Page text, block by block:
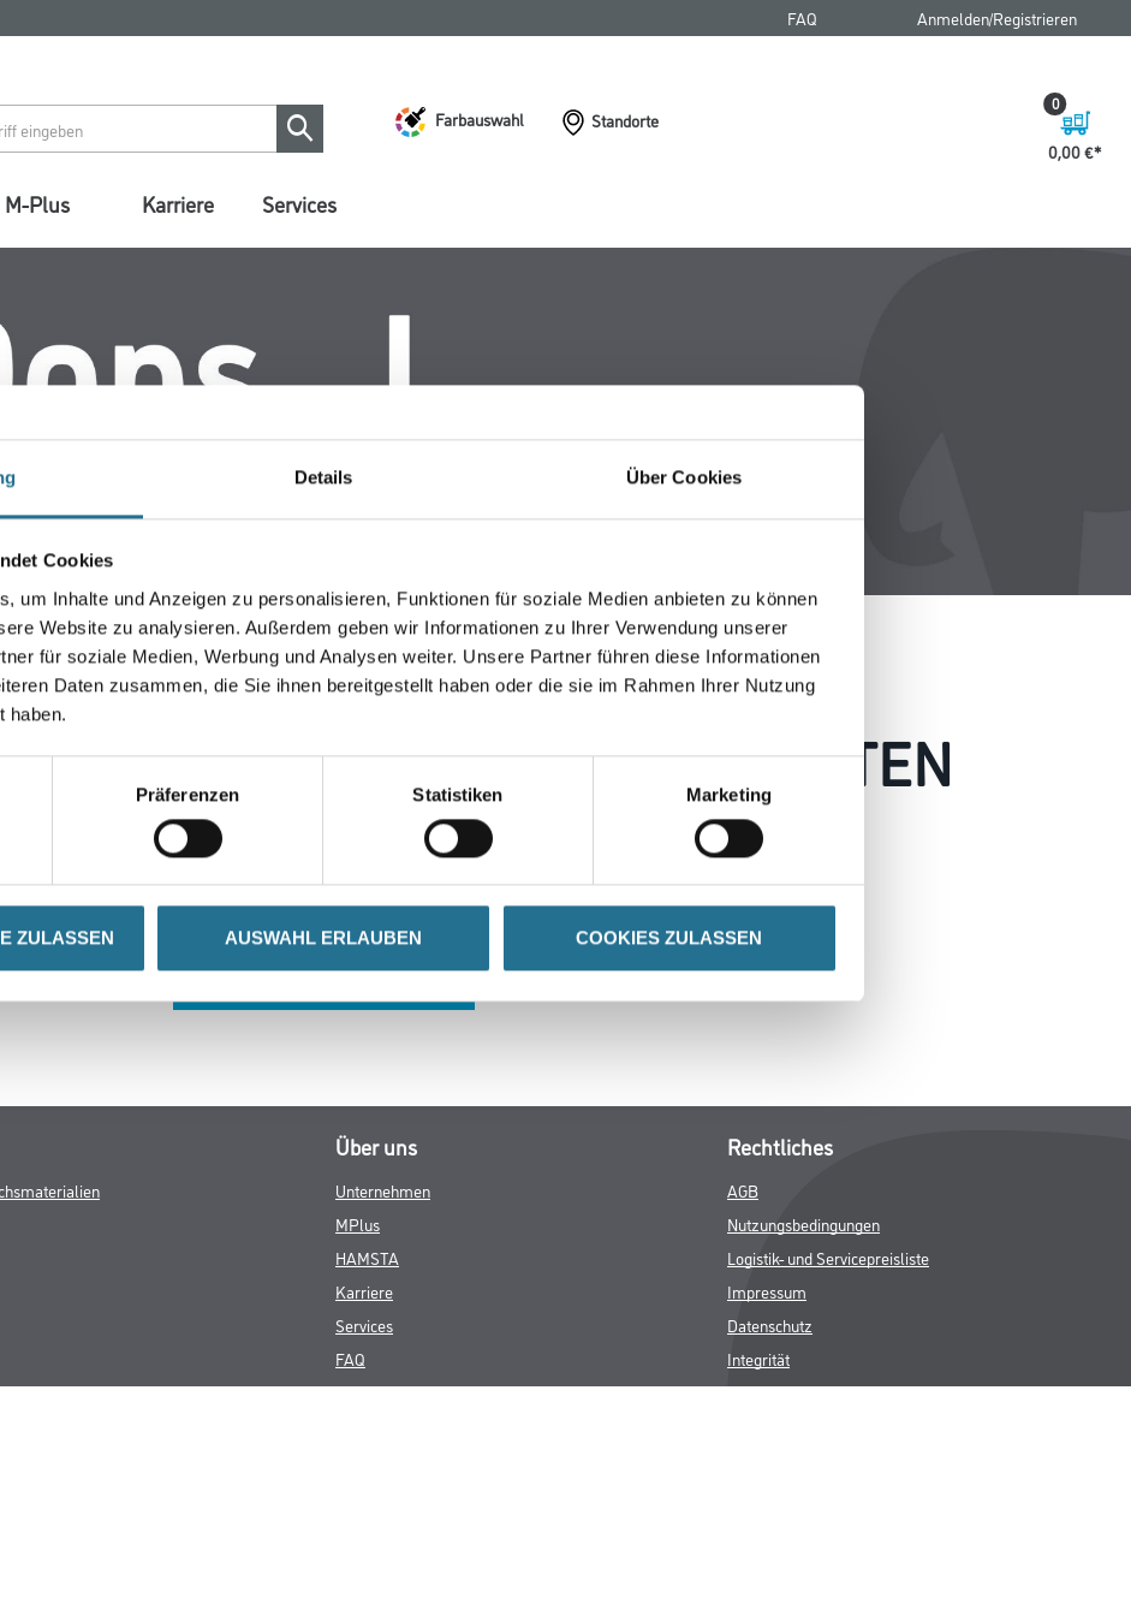
Details Über Cookies
Cookies
um Inhalte und Anzeigen zu personalisieren, Funktionen für soziale Medien anbieten zu können
Website zu analysieren. Außerdem geben wir Informationen zu Ihrer Verwendung unserer
für soziale Medien, Werbung und Analysen weiter. Unsere Partner führen diese Informationen
Daten zusammen, die Sie ihnen bereitgestellt haben oder die sie im Rahmen Ihrer Nutzung
haben.
Präferenzen Statistiken Marketing
ZULASSEN AUSWAHL ERLAUBEN COOKIES ZULASSEN
FAQ Anmelden/Registrieren
Farbauswahl
Standorte
0,00 €
0
M-Plus Karriere Services
ZWISCHENFALL IST AUFGETRETEN
pinseln schon an der Lösung und werden das Problem so schnell wie möglich beheben.
Sie in der Zwischenzeit unseren Online-Shop und lassen Sie sich inspirieren.
Über uns
Unternehmen
MPlus
HAMSTA
Karriere
Services
FAQ
Rechtliches
AGB
Nutzungsbedingungen
Logistik- und Servicepreisliste
Impressum
Datenschutz
Integrität
Kontakt